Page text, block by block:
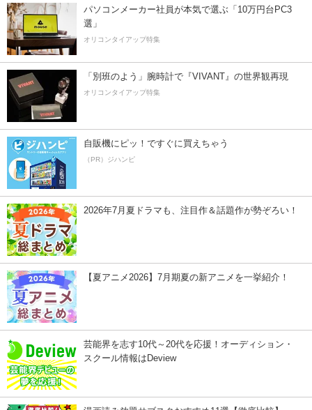
パソコンメーカー社員が本気で選ぶ「10万円台PC3
選」
オリコンタイアップ特集
「別班のよう」腕時計で『VIVANT』の世界観再現
オリコンタイアップ特集
自販機にピッ！ですぐに買えちゃう
（PR）ジハンピ
2026年7月夏ドラマも、注目作＆話題作が勢ぞろい！
【夏アニメ2026】7月期夏の新アニメを一挙紹介！
芸能界を志す10代～20代を応援！オーディション・
スクール情報はDeview